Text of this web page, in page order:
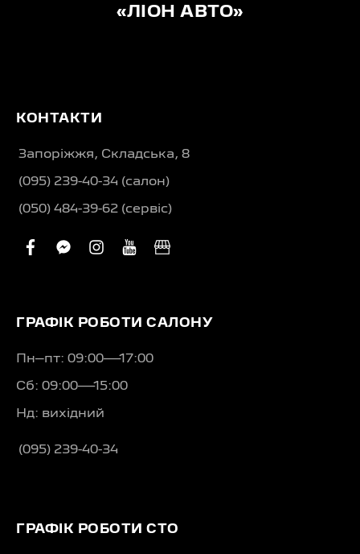
«ЛІОН АВТО»
КОНТАКТИ
Запоріжжя, Складська, 8
(095) 239-40-34 (салон)
(050) 484-39-62 (сервіс)
facebook
facebook-
instagram
youtube
business
ГРАФІК РОБОТИ САЛОНУ
Пн–пт: 09:00—17:00
Сб: 09:00—15:00
Нд: вихідний
(095) 239-40-34
ГРАФІК РОБОТИ СТО